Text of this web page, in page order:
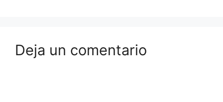
Deja un comentario